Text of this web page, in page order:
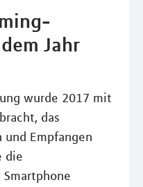
Jahr
wurde 2017 mit
das
und Empfangen
die